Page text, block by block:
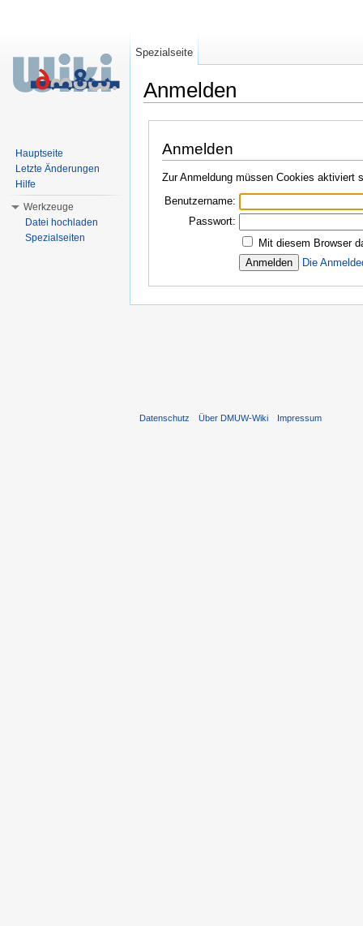
Anmelden
Anmelden
Zur Anmeldung müssen Cookies aktiviert
Benutzername:
Passwort:
Mit diesem Browser
Die
Spezialseite
Hauptseite
Letzte Änderungen
Hilfe
Werkzeuge
Datei hochladen
Spezialseiten
Datenschutz Über DMUW-Wiki Impressum